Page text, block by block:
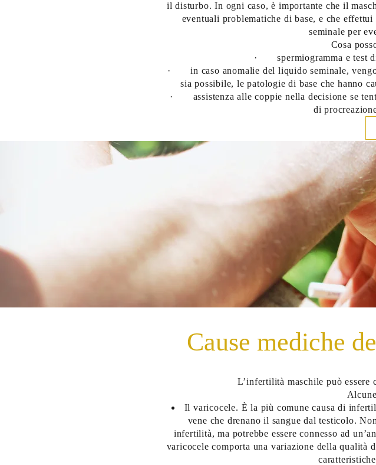
il disturbo. In ogni caso, è importante che il
eventuali problematiche di base, e che
seminale per
Cosa
· spermiogramma e test di
· in caso anomalie del liquido seminale,
sia possibile, le patologie di base che hanno
· assistenza alle coppie nella decisione se
di
Cause mediche
L’infertilità maschile può essere
Il varicocele. È la più comune causa di
vene che drenano il sangue dal testicolo.
infertilità, ma potrebbe essere connesso ad
varicocele comporta una variazione della qualità